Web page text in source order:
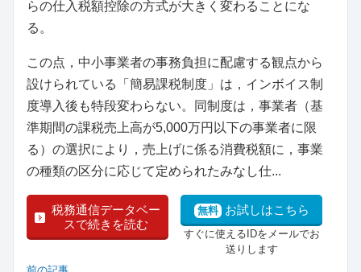
らの仕入税額控除の方式が大きく変わることにな
る。
この点，中小事業者の事務負担に配慮する観点から
設けられている「簡易課税制度」は，インボイス制
度導入後も特段変わらない。同制度は，事業者（基
準期間の課税売上高が5,000万円以下の事業者に限
る）の選択により，売上げに係る消費税額に，事業
の種類の区分に応じて定められたみなし仕...
税務通信データベー
スで続きを読む
無料 お試しはこちら
すぐに使えるIDをメールでお
送りします